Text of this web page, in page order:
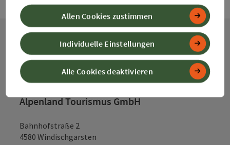
Kontakt
Alpenland Tourismus GmbH
Bahnhofstraße 2
4580 Windischgarsten
Alle Cookies deaktivieren
Individuelle Einstellungen
Allen Cookies zustimmen